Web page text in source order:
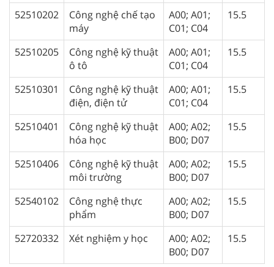
52510202
Công nghệ chế tạo
máy
A00; A01;
C01; C04
15.5
52510205
Công nghệ kỹ thuật
ô tô
A00; A01;
C01; C04
15.5
52510301
Công nghệ kỹ thuật
điện, điện tử
A00; A01;
C01; C04
15.5
52510401
Công nghệ kỹ thuật
hóa học
A00; A02;
B00; D07
15.5
52510406
Công nghệ kỹ thuật
môi trường
A00; A02;
B00; D07
15.5
52540102
Công nghệ thực
phẩm
A00; A02;
B00; D07
15.5
52720332 Xét nghiệm y học
A00; A02;
B00; D07
15.5